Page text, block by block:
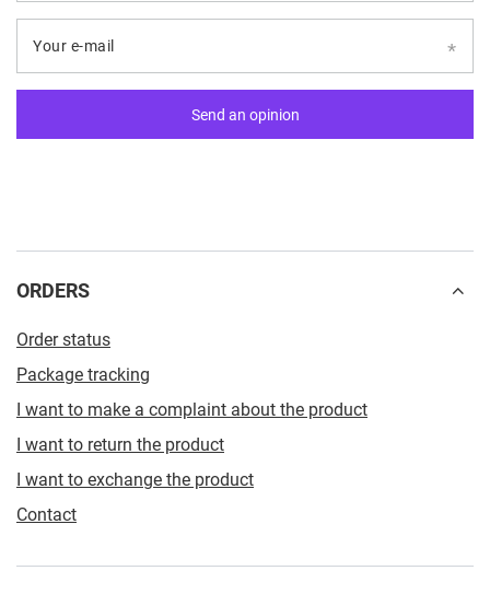
Your e-mail
Send an opinion
ORDERS
Order status
Package tracking
I want to make a complaint about the product
I want to return the product
I want to exchange the product
Contact